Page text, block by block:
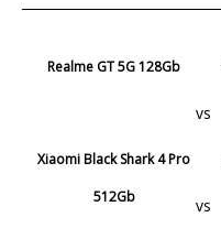
Realme GT 5G 128Gb
vs
Xiaomi Black Shark 4 Pro
512Gb
vs